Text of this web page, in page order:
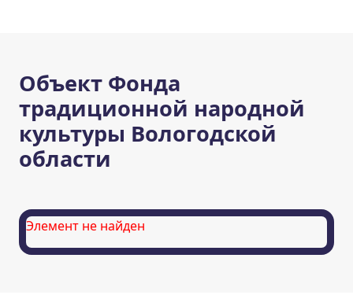
Объект Фонда
традиционной народной
культуры Вологодской
области
Элемент не найден